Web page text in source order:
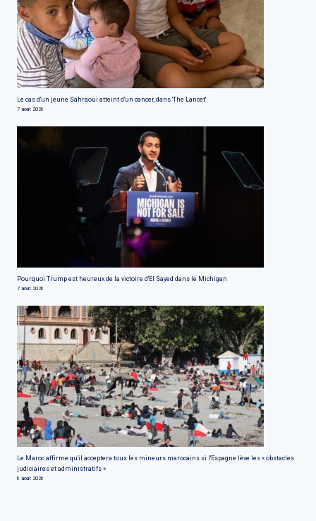
Le cas d'un jeune Sahraoui atteint d'un cancer, dans 'The Lancet'
7 août 2026
Pourquoi Trump est heureux de la victoire d'El Sayed dans le Michigan
7 août 2026
Le Maroc affirme qu'il acceptera tous les mineurs marocains si l'Espagne lève les « obstacles
judiciaires et administratifs »
6 août 2026